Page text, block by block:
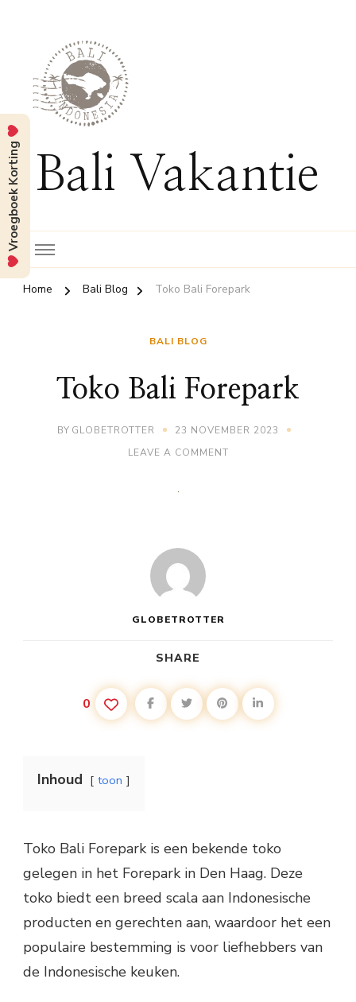
Bali Vakantie
Home Bali Blog Toko Bali Forepark
BALI BLOG
Toko Bali Forepark
BY GLOBETROTTER
23 NOVEMBER 2023
LEAVE A COMMENTON
GLOBETROTTER
SHARE
0
Inhoud toon
Toko Bali Forepark is een bekende toko
gelegen in het Forepark in Den Haag. Deze
toko biedt een breed scala aan Indonesische
producten en gerechten aan, waardoor het een
populaire bestemming is voor liefhebbers van
de Indonesische keuken.
Vroegboek Korting